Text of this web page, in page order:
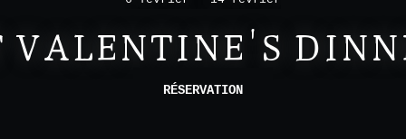
VALENTINE'S
RÉSERVATION